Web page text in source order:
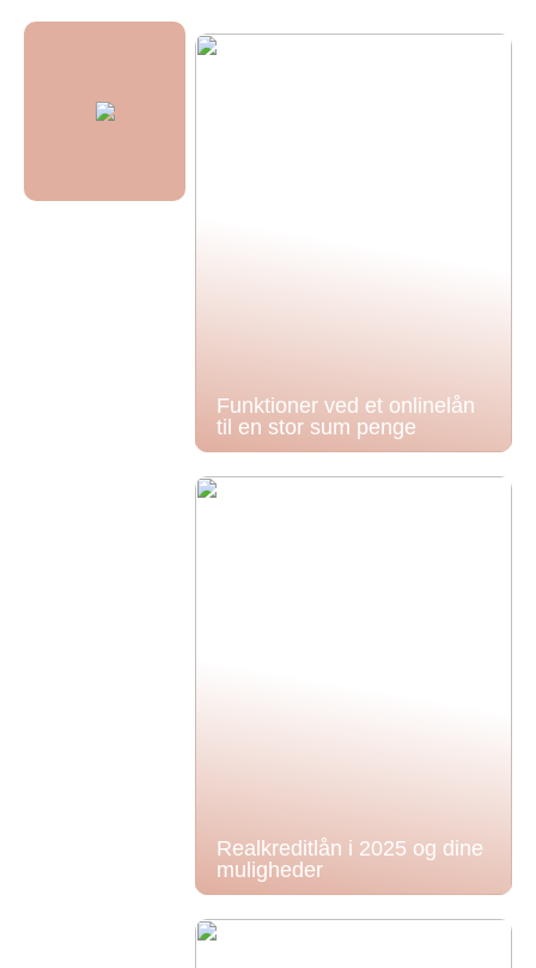
Funktioner ved et onlinelån
til en stor sum penge
Realkreditlån i 2025 og dine
muligheder